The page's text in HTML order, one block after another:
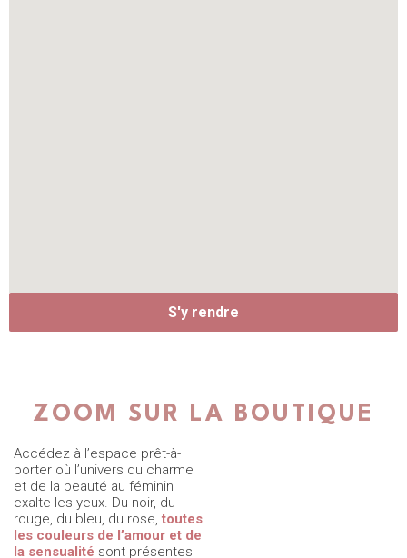
S'y rendre
ZOOM SUR LA BOUTIQUE
Accédez à l’espace prêt-à-
porter où l’univers du charme
et de la beauté au féminin
exalte les yeux. Du noir, du
rouge, du bleu, du rose, toutes
les couleurs de l’amour et de
la sensualité sont présentes